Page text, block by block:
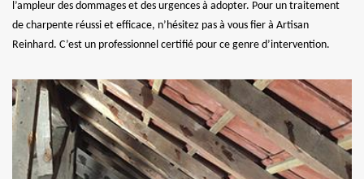
l’ampleur des dommages et des urgences à adopter. Pour un traitement
de charpente réussi et efficace, n’hésitez pas à vous fier à Artisan
Reinhard. C’est un professionnel certifié pour ce genre d’intervention.